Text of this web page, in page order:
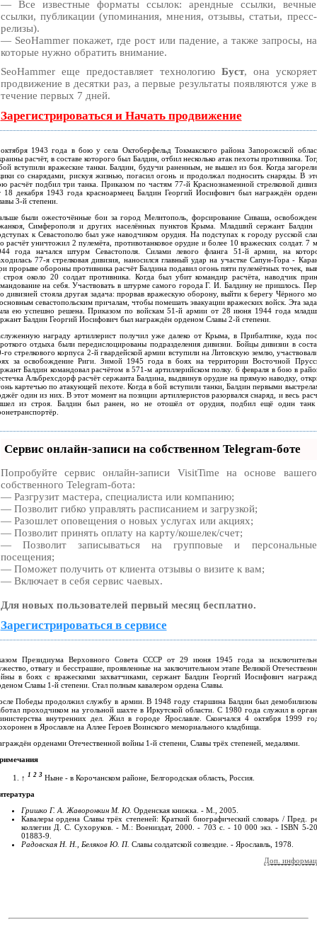
— Все известные форматы ссылок: арендные ссылки, вечные
ссылки, публикации (упоминания, мнения, отзывы, статьи, пресс-
релизы).
— SeoHammer покажет, где рост или падение, а также запросы, на
которые нужно обратить внимание.
SeoHammer еще предоставляет технологию Буст, она ускоряет
продвижение в десятки раз, а первые результаты появляются уже в
течение первых 7 дней.
Зарегистрироваться и Начать продвижение
1943 года в бою у села Октоберфельд Токмакского района Запорожской
расчёт, в составе которого был Балдин, отбил несколько атак пехоты противника.
вступили вражеские танки. Балдин, будучи раненным, не вышел из боя. Когда
со снарядами, рискуя жизнью, погасил огонь и продолжал подносить снаряды. В
расчёт подбил три танка. Приказом по частям 77-й Краснознаменной стрелковой
18 декабря 1943 года красноармеец Балдин Георгий Иосифович был награждён
3-й степени.
были ожесточённые бои за город Мелитополь, форсирование Сиваша,
Симферополя и других населённых пунктов Крыма. Младший сержант Балдин
к Севастополю был уже наводчиком орудия. На подступах к городу русской
расчёт уничтожил 2 пулемёта, противотанковое орудие и более 10 вражеских солдат. 7
года начался штурм Севастополя. Силами левого фланга 51-й армии, на
77-я стрелковая дивизия, наносился главный удар на участке Сапун-Гора -
прорыве обороны противника расчёт Балдина подавил огонь пяти пулемётных точек,
строя около 20 солдат противника. Когда был убит командир расчёта, наводчик
на себя. Участвовать в штурме самого города Г. И. Балдину не пришлось.
дивизией стояла другая задача: прорвав вражескую оборону, выйти к берегу Чёрного
севастопольским причалам, чтобы помешать эвакуации вражеских войск. Эта
ею успешно решена. Приказом по войскам 51-й армии от 28 июня 1944 года
Балдин Георгий Иосифович был награждён орденом Славы 2-й степени.
награду артиллерист получил уже далеко от Крыма, в Прибалтике, куда
отдыха были передислоцированы подразделения дивизии. Бойцы дивизии в
го стрелкового корпуса 2-й гвардейской армии вступили на Литовскую землю,
за освобождение Риги. Зимой 1945 года в боях на территории Восточной
Балдин командовал расчётом в 571-м артиллерийском полку. 6 февраля в бою в
Альбрехсдорф расчёт сержанта Балдина, выдвинув орудие на прямую наводку,
картечью по атакующей пехоте. Когда в бой вступили танки, Балдин первыми
один из них. В этот момент на позиции артиллеристов разорвался снаряд, и весь
из строя. Балдин был ранен, но не отошёл от орудия, подбил ещё один
Сервис онлайн-записи на собственном Telegram-боте
Попробуйте сервис онлайн-записи VisitTime на основе вашего
собственного Telegram-бота:
— Разгрузит мастера, специалиста или компанию;
— Позволит гибко управлять расписанием и загрузкой;
— Разошлет оповещения о новых услугах или акциях;
— Позволит принять оплату на карту/кошелек/счет;
— Позволит записываться на групповые и персональные
посещения;
— Поможет получить от клиента отзывы о визите к вам;
— Включает в себя сервис чаевых.
Для новых пользователей первый месяц бесплатно.
Зарегистрироваться в сервисе
Президиума Верховного Совета СССР от 29 июня 1945 года за
отвагу и бесстрашие, проявленные на заключительном этапе Великой
в боях с вражескими захватчиками, сержант Балдин Георгий Иосифович
Славы 1-й степени. Стал полным кавалером ордена Славы.
Победы продолжил службу в армии. В 1948 году старшина Балдин был
проходчиком на угольной шахте в Иркутской области. С 1980 года служил в
внутренних дел. Жил в городе Ярославле. Скончался 4 октября 1999
в Ярославле на Аллее Героев Воинского мемориального кладбища.
орденами Отечественной войны 1-й степени, Славы трёх степеней, медалями.
↑ 1 2 3 Ныне - в Корочанском районе, Белгородская область, Россия.
Гришко Г. А. Жаворонкин М. Ю. Орденская книжка. - М., 2005.
Кавалеры ордена Славы трёх степеней: Краткий биографический словарь / Пред.
коллегии Д. С. Сухоруков. -М .: Воениздат, 2000. - 703 с. - 10 000 экз. - ISBN 5-
01883-9.
Радовская Н. Н., Беляков Ю. П. Славы солдатской созвездие. - Ярославль, 1978.
Доп.